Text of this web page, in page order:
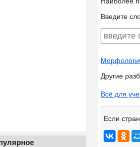
Введите
Другие
Всё для
Если